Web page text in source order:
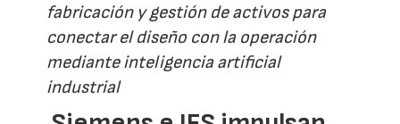
fabricación y gestión de activos para
conectar el diseño con la operación
mediante inteligencia artificial
industrial